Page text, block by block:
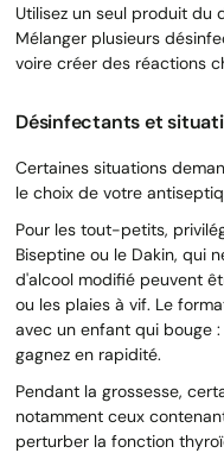
Utilisez un seul produit du
Mélanger plusieurs
voire créer des réactions
Désinfectants et
Certaines situations
le choix de votre
Pour les tout-petits,
Biseptine ou le Dakin, qui
d'alcool modifié peuvent
ou les plaies à vif. Le
avec un enfant qui bouge
gagnez en rapidité.
Pendant la grossesse,
notamment ceux
perturber la fonction